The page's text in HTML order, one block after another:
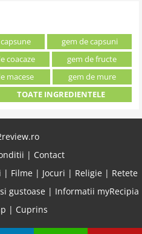
gem de capsuni
coacaze
gem de fructe
macese
gem de mure
TOATE INGREDIENTELE
| Contact
| Filme | Jocuri | Religie | Retete
gustoase| Informatii myRecipia
| Cuprins